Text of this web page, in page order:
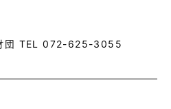
団 TEL 072-625-3055